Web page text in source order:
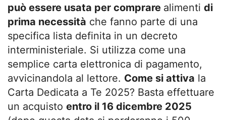
può essere usata per comprare alimenti di
prima necessità che fanno parte di una
specifica lista definita in un decreto
interministeriale. Si utilizza come una
semplice carta elettronica di pagamento,
avvicinandola al lettore. Come si attiva la
Carta Dedicata a Te 2025? Basta effettuare
un acquisto entro il 16 dicembre 2025